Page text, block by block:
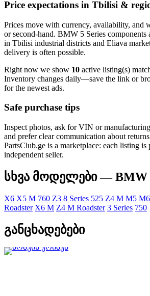
Price expectations in Tbilisi &
Prices move with currency, availability, and
or second-hand. BMW 5 Series components
in Tbilisi industrial districts and Eliava
delivery is often possible.
Right now we show 10 active listing(s)
Inventory changes daily—save the link or
for the newest ads.
Safe purchase tips
Inspect photos, ask for VIN or
and prefer clear communication about
PartsClub.ge is a marketplace: each listing is
independent seller.
სხვა მოდელები — BMW
X6 X5 M 760 Z3 8 Series 525 Z4 M M5 M6
Roadster X6 M Z4 M Roadster 3 Series 750
განცხადებები